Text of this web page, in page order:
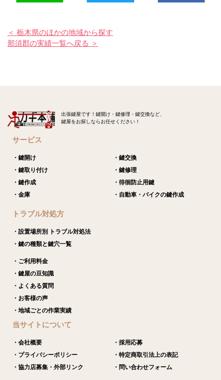
＜ 栃木県のほかの地域から探す
那須郡の実績一覧へ戻る ＞
出張鍵屋です！鍵開け・鍵修理・鍵交換など、
鍵屋をお探しならお任せください！
サービス
・鍵開け
・鍵交換
・鍵取り付け
・鍵修理
・鍵作成
・徘徊防止用鍵
・金庫
・自動車・バイクの鍵作成
トラブル対処方
・設置場所別 トラブル対処法
・鍵の種類と鍵穴一覧
・ご利用料金
・鍵屋の豆知識
・よくある質問
・お客様の声
・地域ごとの作業実績
当サイトについて
・会社概要
・採用応募
・プライバシーポリシー
・特定商取引法上の表記
・協力店募集・外部リンク
・問い合わせフォーム